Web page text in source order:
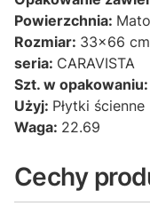
Powierzchnia:
Rozmiar: 33x66 cm
seria: CARAVISTA
Szt. w opakowaniu:
Użyj: Płytki ścienne
Waga: 22.69
Cechy